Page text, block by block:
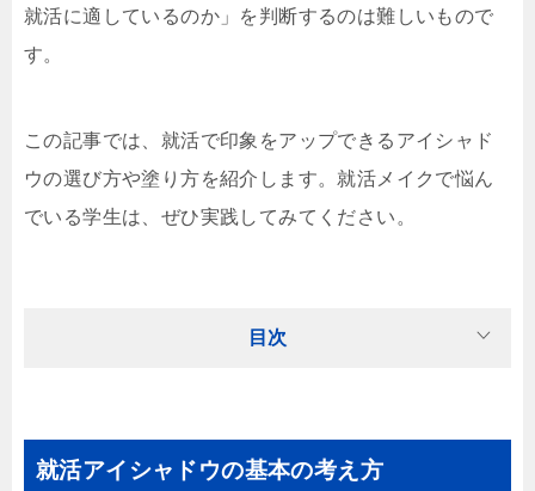
就活に適しているのか」を判断するのは難しいもので
す。
この記事では、就活で印象をアップできるアイシャド
ウの選び方や塗り方を紹介します。就活メイクで悩ん
でいる学生は、ぜひ実践してみてください。
目次
就活アイシャドウの基本の考え方